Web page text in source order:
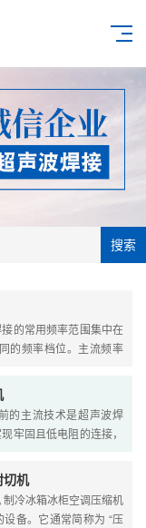
搜索
的常用频率范围集中在
的频率档位。主流频率
的主流技术是超声波焊
牢固且低电阻的连接，
切机
冷冰箱冰柜空调压缩机
备。它通常简称为 “压